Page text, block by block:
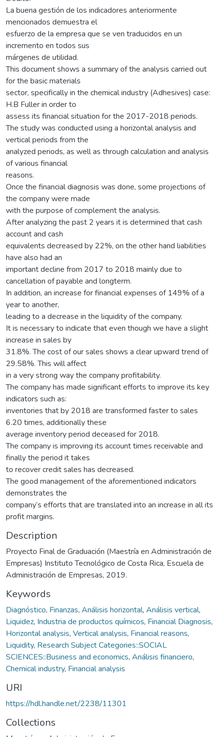
La buena gestión de los indicadores anteriormente
mencionados demuestra el
esfuerzo de la empresa que se ven traducidos en un
incremento en todos sus
márgenes de utilidad.
This document shows a summary of the analysis carried out
for the basic materials
sector, specifically in the chemical industry (Adhesives) case:
H.B Fuller in order to
assess its financial situation for the 2017-2018 periods.
The study was conducted using a horizontal analysis and
vertical periods from the
analyzed periods, as well as through calculation and analysis
of various financial
reasons.
Once the financial diagnosis was done, some projections of
the company were made
with the purpose of complement the analysis.
After analyzing the past 2 years it is determined that cash
account and cash
equivalents decreased by 22%, on the other hand liabilities
have also had an
important decline from 2017 to 2018 mainly due to
cancellation of payable and longterm.
In addition, an increase for financial expenses of 149% of a
year to another,
leading to a decrease in the liquidity of the company.
It is necessary to indicate that even though we have a slight
increase in sales by
31.8%. The cost of our sales shows a clear upward trend of
29.58%. This will affect
in a very strong way the company profitability.
The company has made significant efforts to improve its key
indicators such as:
inventories that by 2018 are transformed faster to sales
6.20 times, additionally these
average inventory period deceased for 2018.
The company is improving its account times receivable and
finally the period it takes
to recover credit sales has decreased.
The good management of the aforementioned indicators
demonstrates the
company’s efforts that are translated into an increase in all its
profit margins.
Description
Proyecto Final de Graduación (Maestría en Administración de
Empresas) Instituto Tecnológico de Costa Rica, Escuela de
Administración de Empresas, 2019.
Keywords
Diagnóstico, Finanzas, Análisis horizontal, Análisis vertical,
Liquidez, Industria de productos químicos, Financial Diagnosis,
Horizontal analysis, Vertical analysis, Financial reasons,
Liquidity, Research Subject Categories::SOCIAL
SCIENCES::Business and economics, Análisis financiero,
Chemical industry, Financial analysis
URI
https://hdl.handle.net/2238/11301
Collections